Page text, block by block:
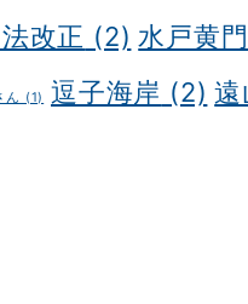
改正 (2) 水戸黄門
ん (1) 逗子海岸 (2) 遠